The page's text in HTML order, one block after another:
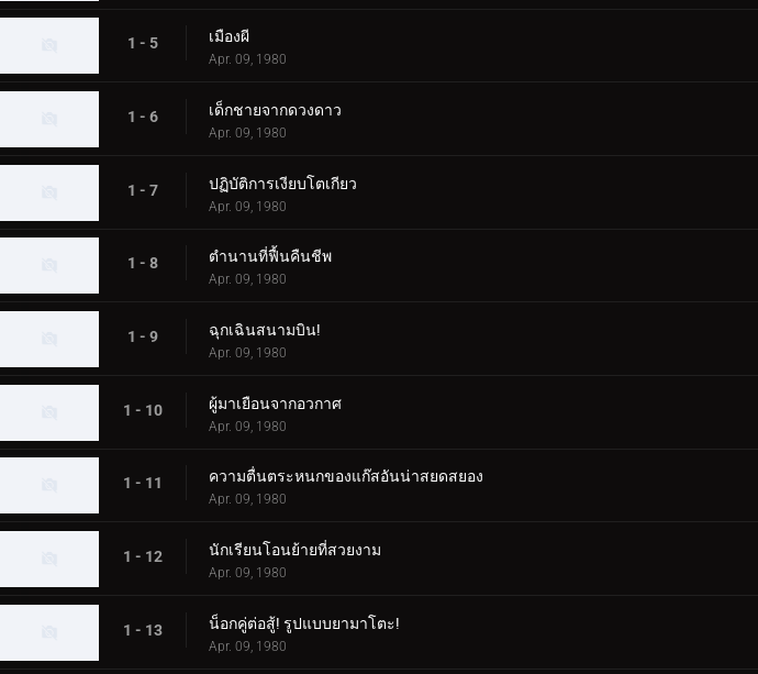
1 - 5 เมืองผี
Apr. 09, 1980
1 - 6 เด็กชายจากดวงดาว
Apr. 09, 1980
1 - 7 ปฏิบัติการเงียบโตเกียว
Apr. 09, 1980
1 - 8 ตำนานที่ฟื้นคืนชีพ
Apr. 09, 1980
1 - 9 ฉุกเฉินสนามบิน!
Apr. 09, 1980
1 - 10 ผู้มาเยือนจากอวกาศ
Apr. 09, 1980
1 - 11 ความตื่นตระหนกของแก๊สอันน่าสยดสยอง
Apr. 09, 1980
1 - 12 นักเรียนโอนย้ายที่สวยงาม
Apr. 09, 1980
1 - 13 น็อกคู่ต่อสู้! รูปแบบยามาโตะ!
Apr. 09, 1980